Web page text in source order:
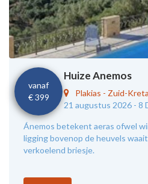
vanaf
€ 399
Huize Anemos
Plakias - Zuid-
21 augustus 2026 - 8
Ánemos betekent aeras ofwel
ligging bovenop de heuvels
verkoelend briesje.